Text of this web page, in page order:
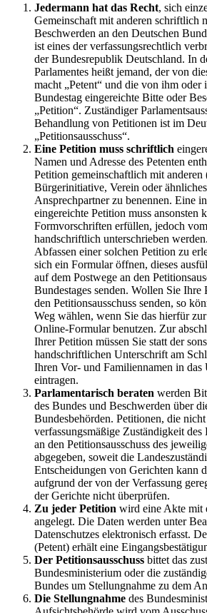
Jedermann hat das Recht, sich
Gemeinschaft mit anderen schriftlich
Beschwerden an den Deutschen
ist eines der verfassungsrechtlich
der Bundesrepublik Deutschland. In
Parlamentes heißt jemand, der von
macht „Petent“ und die von ihm oder
Bundestag eingereichte Bitte oder
„Petition“. Zuständiger
Behandlung von Petitionen ist im
„Petitionsausschuss“.
Eine Petition muss schriftlich
Namen und Adresse des Petenten
Petition gemeinschaftlich mit anderen
Bürgerinitiative, Verein oder
Ansprechpartner zu benennen. Eine
eingereichte Petition muss ansonsten
Formvorschriften erfüllen, jedoch
handschriftlich unterschrieben
Abfassen einer solchen Petition zu
sich ein Formular öffnen, dieses
auf dem Postwege an den
Bundestages senden. Wollen Sie Ihre
den Petitionsausschuss senden, so
Weg wählen, wenn Sie das hierfür
Online-Formular benutzen. Zur
Ihrer Petition müssen Sie statt der
handschriftlichen Unterschrift am
Ihren Vor- und Familiennamen in das
eintragen.
Parlamentarisch beraten werden
des Bundes und Beschwerden über
Bundesbehörden. Petitionen, die
verfassungsmäßige Zuständigkeit
an den Petitionsausschuss des
abgegeben, soweit die
Entscheidungen von Gerichten kann
aufgrund der von der Verfassung
der Gerichte nicht überprüfen.
Zu jeder Petition wird eine Akte mit
angelegt. Die Daten werden unter
Datenschutzes elektronisch erfasst.
(Petent) erhält eine
Der Petitionsausschuss bittet das
Bundesministerium oder die
Bundes um Stellungnahme zu dem
Die Stellungnahme des